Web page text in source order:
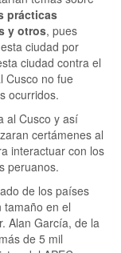
prácticas
y otros, pues
ciudad por
ciudad contra el
Cusco no fue
ocurridos.
al Cusco y así
certámenes al
interactuar con los
peruanos.
de los países
tamaño en el
Alan García, de la
de 5 mil